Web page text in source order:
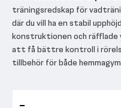
träningsredskap för
där du vill ha en stabil
konstruktionen och räfflade
att få bättre kontroll i
tillbehör för både